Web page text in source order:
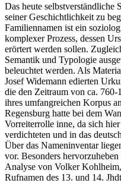
Das heute selbstverständliche
seiner Geschichtlichkeit zu
Familiennamen ist ein
komplexer Prozess, dessen
erörtert werden sollen.
Semantik und Typologie
beleuchtet werden. Als
Josef Widemann edierten
die den Zeitraum von ca. 760-
ihres umfangreichen Korpus
Regensburg hatte bei dem
Vorreiterrolle inne, da sich
verdichteten und in das
Über das Nameninventar
vor. Besonders
Analyse von Volker
Rufnamen des 13. und 14.